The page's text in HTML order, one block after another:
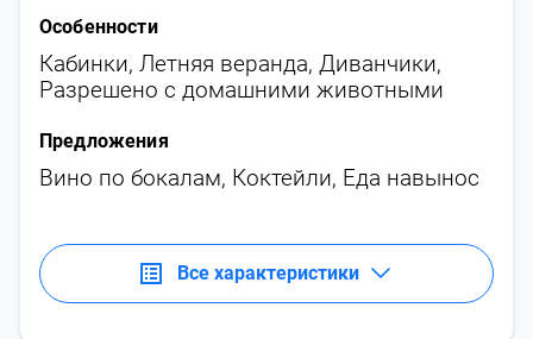
Особенности
Кабинки, Летняя веранда, Диванчики,
Разрешено с домашними животными
Предложения
Вино по бокалам, Коктейли, Еда навынос
Все характеристики